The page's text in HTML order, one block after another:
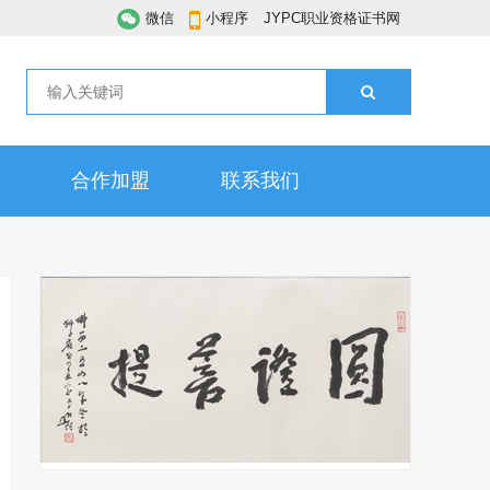
微信 小程序 JYPC职业资格证书网
合作加盟 联系我们